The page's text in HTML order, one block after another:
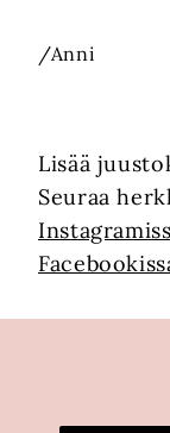
/Anni
Lisää
Seuraa